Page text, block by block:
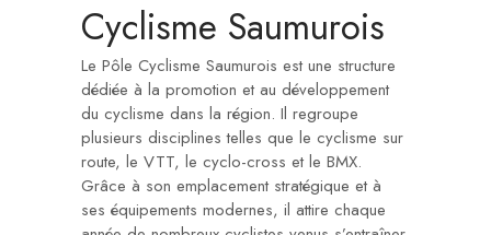
Cyclisme Saumurois
Le Pôle Cyclisme Saumurois est une structure
dédiée à la promotion et au développement
du cyclisme dans la région. Il regroupe
plusieurs disciplines telles que le cyclisme sur
route, le VTT, le cyclo-cross et le BMX.
Grâce à son emplacement stratégique et à
ses équipements modernes, il attire chaque